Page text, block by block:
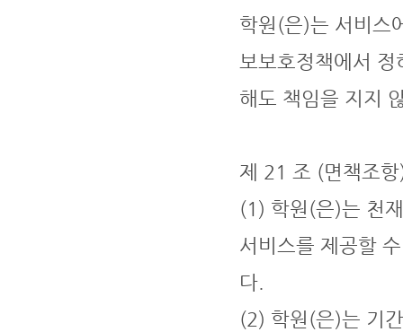
학원(은)는 서비스
보보호정책에서
해도 책임을 지지
제 21 조 (면책조
(1) 학원(은)는 천
서비스를 제공할
다.
(2) 학원(은)는 기